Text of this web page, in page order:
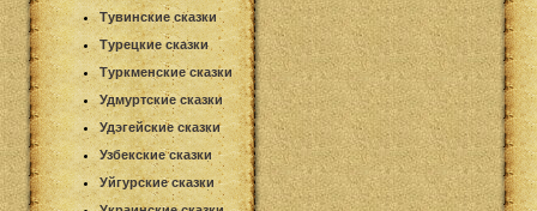
Тувинские сказки
Турецкие сказки
Туркменские сказки
Удмуртские сказки
Удэгейские сказки
Узбекские сказки
Уйгурские сказки